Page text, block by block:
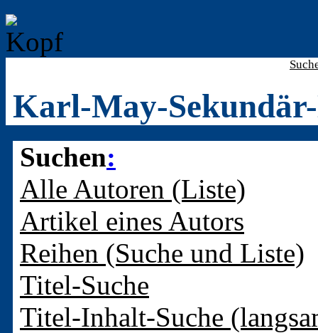
Karl-May-
Suchen:
Alle Autoren (Liste)
Artikel eines Autors
Reihen (Suche und Liste)
Titel-Suche
Titel-Inhalt-Suche